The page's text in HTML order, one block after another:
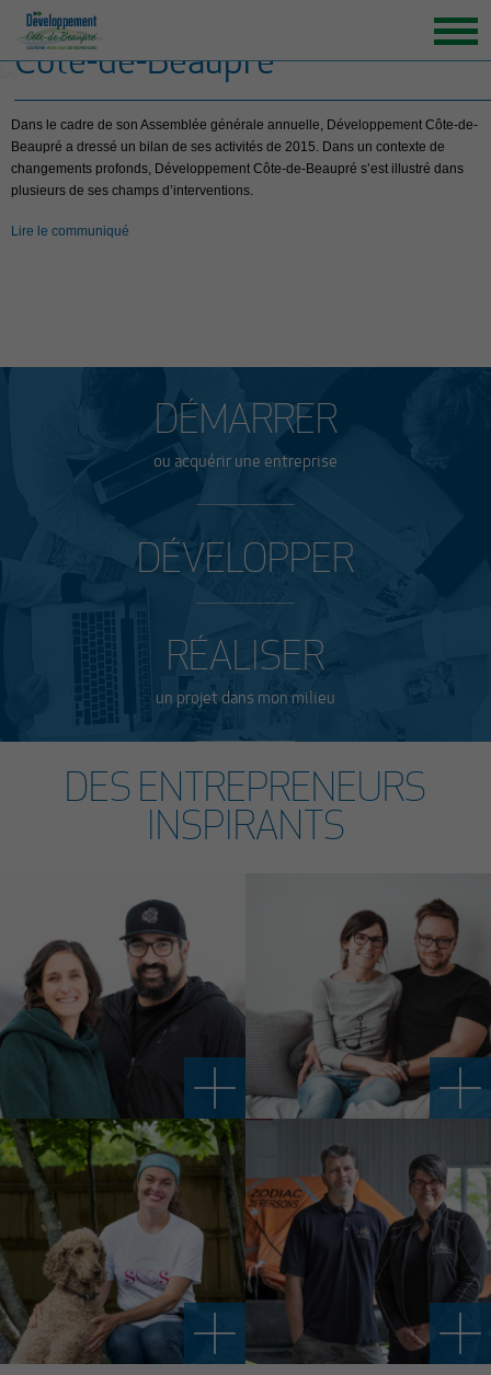
ACCUEIL
ORGANISATION
GRANDS ENJEUX
ENTREPRENEURS INSPIRANTS
NOUVELLES
Bilan 2015 de Développement
Côte-de-Beaupré
Dans le cadre de son Assemblée générale annuelle, Développement Côte-de-
Beaupré a dressé un bilan de ses activités de 2015. Dans un contexte de
changements profonds, Développement Côte-de-Beaupré s’est illustré dans
plusieurs de ses champs d’interventions.
Lire le communiqué
DÉMARRER
ou acquérir une entreprise
DÉVELOPPER
RÉALISER
un projet dans mon milieu
DES ENTREPRENEURS
INSPIRANTS